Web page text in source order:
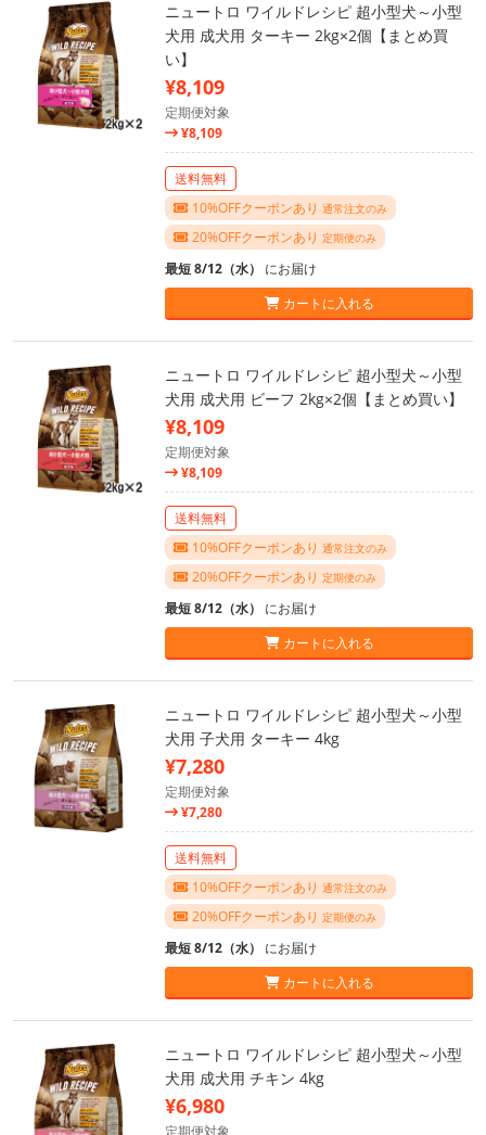
ニュートロ ワイルドレシピ 超小型犬～小型
犬用 成犬用 ターキー 2kg×2個【まとめ買
い】
¥8,109
定期便対象
¥8,109
送料無料
10%OFFクーポンあり 通常注文のみ
20%OFFクーポンあり 定期便のみ
最短 8/12（水） にお届け
カートに入れる
ニュートロ ワイルドレシピ 超小型犬～小型
犬用 成犬用 ビーフ 2kg×2個【まとめ買い】
¥8,109
定期便対象
¥8,109
送料無料
10%OFFクーポンあり 通常注文のみ
20%OFFクーポンあり 定期便のみ
最短 8/12（水） にお届け
カートに入れる
ニュートロ ワイルドレシピ 超小型犬～小型
犬用 子犬用 ターキー 4kg
¥7,280
定期便対象
¥7,280
送料無料
10%OFFクーポンあり 通常注文のみ
20%OFFクーポンあり 定期便のみ
最短 8/12（水） にお届け
カートに入れる
ニュートロ ワイルドレシピ 超小型犬～小型
犬用 成犬用 チキン 4kg
¥6,980